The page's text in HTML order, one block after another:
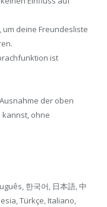
um deine Freundesliste
ist
der oben
ohne
한국어, 日本語, 中
Türkçe, Italiano,